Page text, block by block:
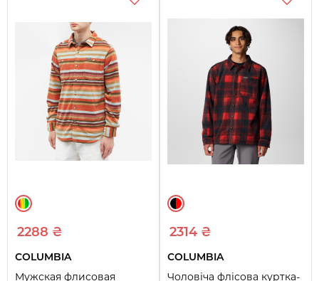
2288 ₴
COLUMBIA
Мужская флисовая
2314 ₴
COLUMBIA
Чоловіча флісова куртка-